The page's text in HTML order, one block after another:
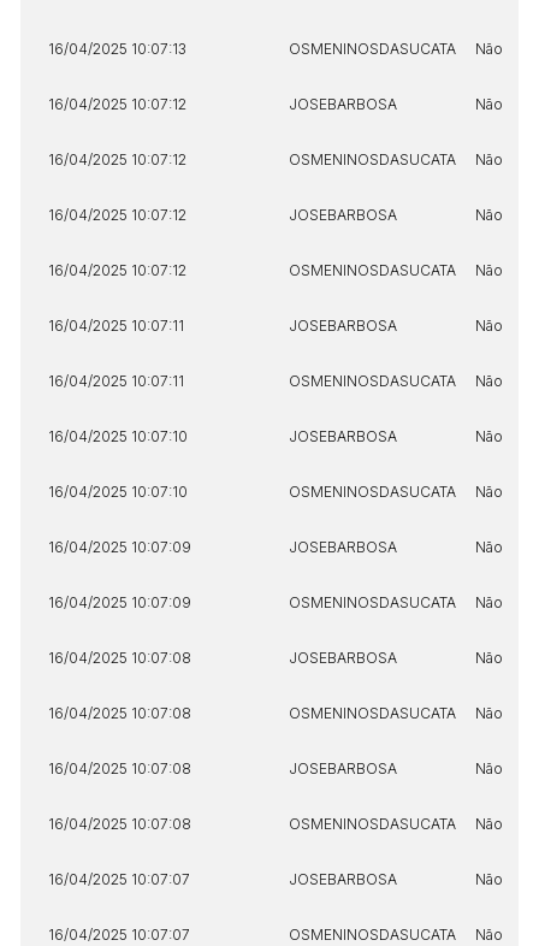
16/04/2025 10:07:13 OSMENINOSDASUCATA Não
16/04/2025 10:07:12 JOSEBARBOSA Não
16/04/2025 10:07:12 OSMENINOSDASUCATA Não
16/04/2025 10:07:12 JOSEBARBOSA Não
16/04/2025 10:07:12 OSMENINOSDASUCATA Não
16/04/2025 10:07:11 JOSEBARBOSA Não
16/04/2025 10:07:11 OSMENINOSDASUCATA Não
16/04/2025 10:07:10 JOSEBARBOSA Não
16/04/2025 10:07:10 OSMENINOSDASUCATA Não
16/04/2025 10:07:09 JOSEBARBOSA Não
16/04/2025 10:07:09 OSMENINOSDASUCATA Não
16/04/2025 10:07:08 JOSEBARBOSA Não
16/04/2025 10:07:08 OSMENINOSDASUCATA Não
16/04/2025 10:07:08 JOSEBARBOSA Não
16/04/2025 10:07:08 OSMENINOSDASUCATA Não
16/04/2025 10:07:07 JOSEBARBOSA Não
16/04/2025 10:07:07 OSMENINOSDASUCATA Não
14/04/2025 18:43:11 TIAGOFELIPE R$ 1,00
Clique aqui para fazer login